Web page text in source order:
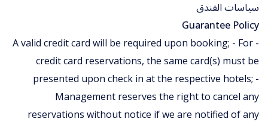
سياسات الفندق
Guarantee Policy
- A valid credit card will be required upon booking; - For
credit card reservations, the same card(s) must be
presented upon check in at the respective hotels; -
Management reserves the right to cancel any
reservations without notice if we are notified of any